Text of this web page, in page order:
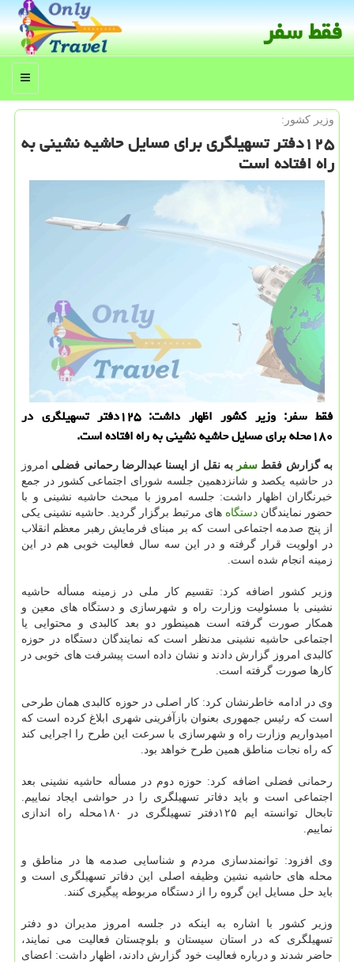
فقط سفر
منو
وزیر كشور:
۱۲۵دفتر تسهیلگری برای مسایل حاشیه نشینی به
راه افتاده است
فقط سفر: وزیر كشور اظهار داشت: ۱۲۵دفتر تسهیلگری در
۱۸۰محله برای مسایل حاشیه نشینی به راه افتاده است.
به گزارش فقط سفر به نقل از ایسنا عبدالرضا رحمانی فضلی امروز
در حاشیه یكصد و شانزدهمین جلسه شورای اجتماعی كشور در جمع
خبرنگاران اظهار داشت: جلسه امروز با مبحث حاشیه نشینی و با
حضور نمایندگان دستگاه های مرتبط برگزار گردید. حاشیه نشینی یكی
از پنج صدمه اجتماعی است كه بر مبنای فرمایش رهبر معظم انقلاب
در اولویت قرار گرفته و در این سه سال فعالیت خوبی هم در این
زمینه انجام شده است.
وزیر كشور اضافه كرد: تقسیم كار ملی در زمینه مسأله حاشیه
نشینی با مسئولیت وزارت راه و شهرسازی و دستگاه های معین و
همكار صورت گرفته است همینطور دو بعد كالبدی و محتوایی یا
اجتماعی حاشیه نشینی مدنظر است كه نمایندگان دستگاه در حوزه
كالبدی امروز گزارش دادند و نشان داده است پیشرفت های خوبی در
كارها صورت گرفته است.
وی در ادامه خاطرنشان كرد: كار اصلی در حوزه كالبدی همان طرحی
است كه رئیس جمهوری بعنوان بازآفرینی شهری ابلاغ كرده است كه
امیدواریم وزارت راه و شهرسازی با سرعت این طرح را اجرایی كند
كه راه نجات مناطق همین طرح خواهد بود.
رحمانی فضلی اضافه كرد: حوزه دوم در مسأله حاشیه نشینی بعد
اجتماعی است و باید دفاتر تسهیلگری را در حواشی ایجاد نماییم.
تابحال توانسته ایم ۱۲۵دفتر تسهیلگری در ۱۸۰محله راه اندازی
نماییم.
وی افزود: توانمندسازی مردم و شناسایی صدمه ها در مناطق و
محله های حاشیه نشین وظیفه اصلی این دفاتر تسهیلگری است و
باید حل مسایل این گروه را از دستگاه مربوطه پیگیری كنند.
وزیر كشور با اشاره به اینكه در جلسه امروز مدیران دو دفتر
تسهیلگری كه در استان سیستان و بلوچستان فعالیت می نمایند،
حاضر شدند و درباره فعالیت خود گزارش دادند، اظهار داشت: اعضای